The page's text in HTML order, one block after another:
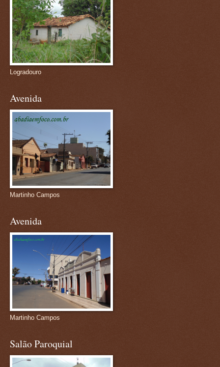
Logradouro
Avenida
Martinho Campos
Avenida
Martinho Campos
Salão Paroquial